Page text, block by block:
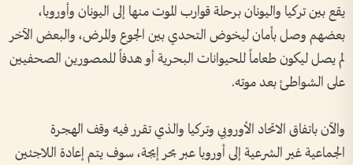
يقع بين تركيا واليونان برحلة قوارب الموت منها إلى اليونان وأوروبا،
بعضهم وصل بأمان ليخوض التحدي بين الجوع والمرض، والبعض الآخر
لم يصل ليكون طعاماً للحيوانات البحرية أو هدفاً للمصورين الصحفيين
على الشواطئ بعد موته.
والآن باتفاق الاتحاد الأوروبي وتركيا والذي تقرر فيه وقف الهجرة
الجماعية غير الشرعية إلى أوروبا عبر بحر إيجة، سوف يتم إعادة اللاجئين